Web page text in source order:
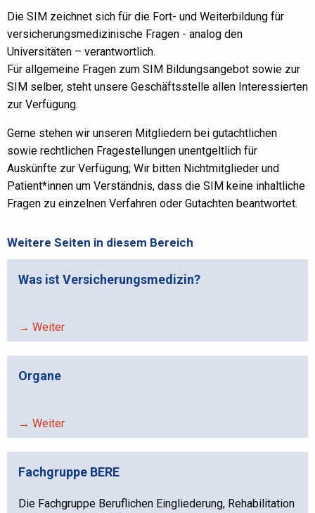
Die SIM zeichnet sich für die Fort- und Weiterbildung für
versicherungsmedizinische Fragen - analog den
Universitäten – verantwortlich.
Für allgemeine Fragen zum SIM Bildungsangebot sowie zur
SIM selber, steht unsere Geschäftsstelle allen Interessierten
zur Verfügung.
Gerne stehen wir unseren Mitgliedern bei gutachtlichen
sowie rechtlichen Fragestellungen unentgeltlich für
Auskünfte zur Verfügung; Wir bitten Nichtmitglieder und
Patient*innen um Verständnis, dass die SIM keine inhaltliche
Fragen zu einzelnen Verfahren oder Gutachten beantwortet.
Weitere Seiten in diesem Bereich
Was ist Versicherungsmedizin?
→ Weiter
Organe
→ Weiter
Fachgruppe BERE
Die Fachgruppe Beruflichen Eingliederung, Rehabilitation